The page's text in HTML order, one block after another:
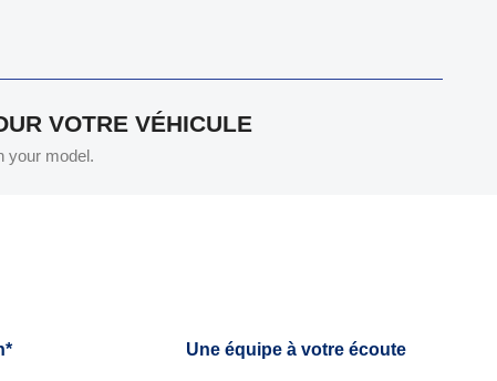
VOTRE VÉHICULE
your model.
Une équipe à votre écoute